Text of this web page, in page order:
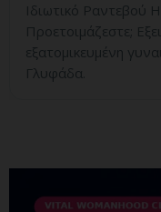
Ιδιωτικό Ραντεβού
Προετοιμάζεστε;
εξατομικευμένη
Γλυφάδα.